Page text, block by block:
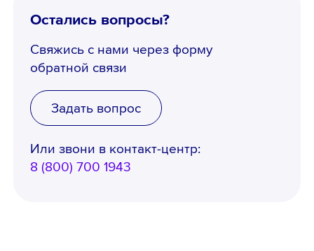
Остались вопросы?
Свяжись с нами через форму
обратной связи
Задать вопрос
Или звони в контакт-центр:
8 (800) 700 1943